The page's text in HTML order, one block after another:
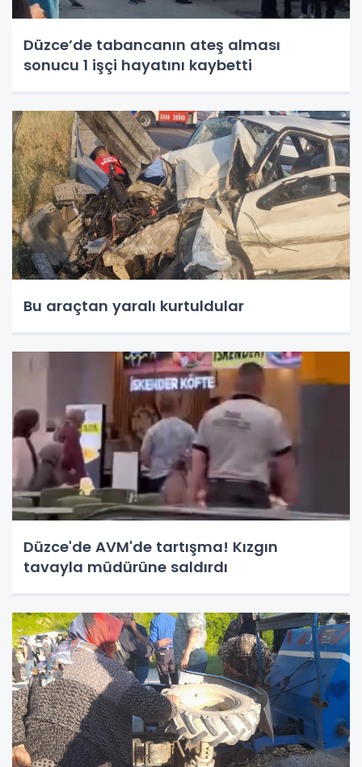
Düzce’de tabancanın ateş alması
sonucu 1 işçi hayatını kaybetti
Bu araçtan yaralı kurtuldular
Düzce'de AVM'de tartışma! Kızgın
tavayla müdürüne saldırdı